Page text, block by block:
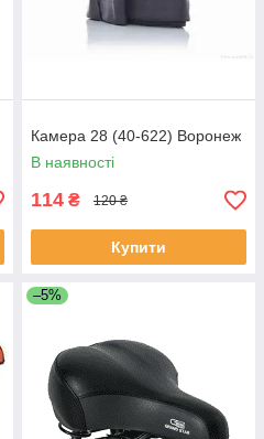
Камера 28 (40-622) Воронеж
В наявності
114 ₴ 120 ₴
Купити
–5%